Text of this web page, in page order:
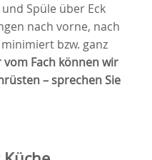
Spüle über Eck
nach vorne, nach
bzw. ganz
Fach können wir
– sprechen Sie